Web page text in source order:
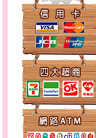
天使約定～金銀鋼套鍊